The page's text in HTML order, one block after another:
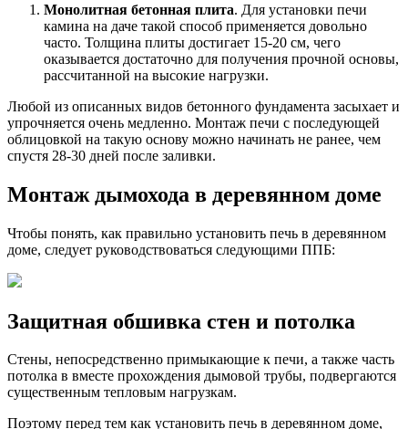
Монолитная бетонная плита. Для установки печи
камина на даче такой способ применяется довольно
часто. Толщина плиты достигает 15-20 см, чего
оказывается достаточно для получения прочной основы,
рассчитанной на высокие нагрузки.
Любой из описанных видов бетонного фундамента засыхает и
упрочняется очень медленно. Монтаж печи с последующей
облицовкой на такую основу можно начинать не ранее, чем
спустя 28-30 дней после заливки.
Монтаж дымохода в деревянном доме
Чтобы понять, как правильно установить печь в деревянном
доме, следует руководствоваться следующими ППБ:
Защитная обшивка стен и потолка
Стены, непосредственно примыкающие к печи, а также часть
потолка в вместе прохождения дымовой трубы, подвергаются
существенным тепловым нагрузкам.
Поэтому перед тем как установить печь в деревянном доме,